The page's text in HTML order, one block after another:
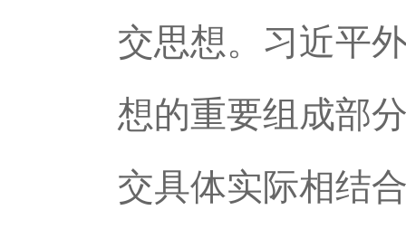
交思想。习近平
想的重要组成部
交具体实际相结